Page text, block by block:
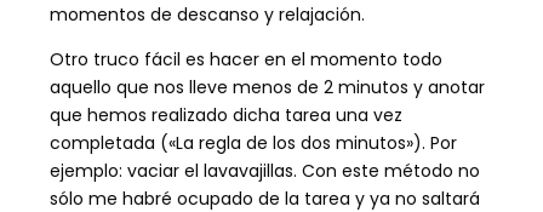
momentos de descanso y relajación.
Otro truco fácil es hacer en el momento todo
aquello que nos lleve menos de 2 minutos y anotar
que hemos realizado dicha tarea una vez
completada («La regla de los dos minutos»). Por
ejemplo: vaciar el lavavajillas. Con este método no
sólo me habré ocupado de la tarea y ya no saltará